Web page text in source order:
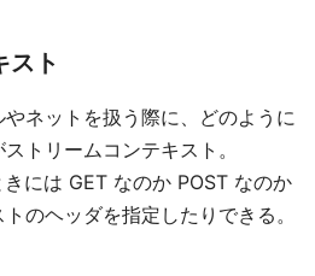
スト
ネットを扱う際に、どのように
トリームコンテキスト。
には GET なのか POST なのか
のヘッダを指定したりできる。